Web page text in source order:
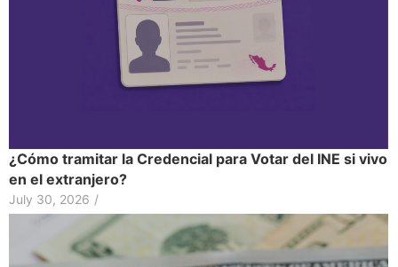
¿Cómo tramitar la Credencial para Votar del INE si vivo
en el extranjero?
July 30, 2026 /